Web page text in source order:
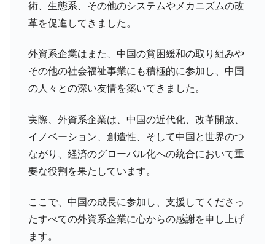
術、生態系、その他のシステムやメカニズムの改
革を促進してきました。
外資系企業はまた、中国の貧困緩和の取り組みや
その他の社会福祉事業にも積極的に参加し、中国
の人々との深い友情を築いてきました。
実際、外資系企業は、中国の近代化、改革開放、
イノベーション、創造性、そして中国と世界のつ
ながり、経済のグローバル化への統合において重
要な役割を果たしています。
ここで、中国の成長に参加し、支援してくださっ
たすべての外資系企業に心からの感謝を申し上げ
ます。